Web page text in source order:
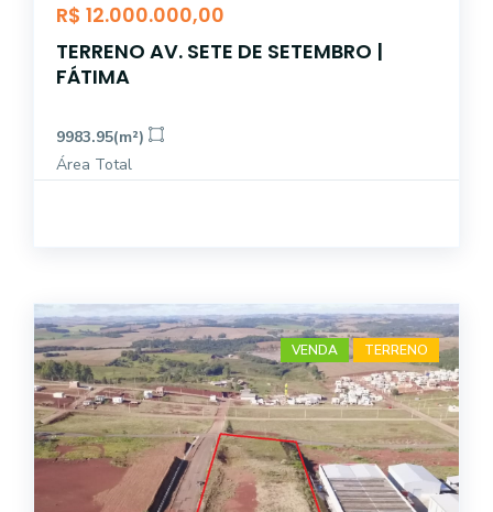
R$ 12.000.000,00
TERRENO AV. SETE DE SETEMBRO |
FÁTIMA
9983.95(m²)
Área Total
VENDA TERRENO